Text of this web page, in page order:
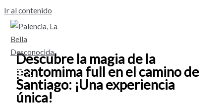
Ir al contenido
Descubre la magia de la
pantomima full en el camino de
Santiago: ¡Una experiencia
única!